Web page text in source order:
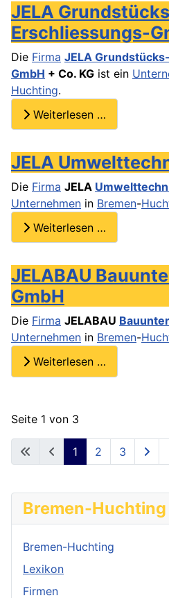
JELA
Erschliessungs-
Die Firma JELA
GmbH + Co. KG ist ein
Huchting.
Weiterlesen …
JELA
Die Firma JELA
Unternehmen in Bremen-
Weiterlesen …
JELABAU
GmbH
Die Firma JELABAU
Unternehmen in Bremen-
Weiterlesen …
Seite 1 von 3
1 2 3
Bremen-Huchting
Bremen-Huchting
Lexikon
Firmen